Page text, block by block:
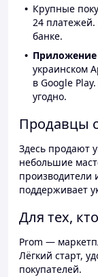
Крупные
24
банке.
Приложение
украинском
в Google
угодно.
Продавцы
Здесь продают
небольшие
производители
поддерживает
Для тех,
Prom —
Лёгкий старт,
покупателей.